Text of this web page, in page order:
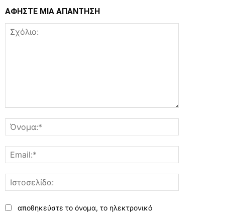
ΑΦΗΣΤΕ ΜΙΑ ΑΠΑΝΤΗΣΗ
αποθηκεύστε το όνομα, το ηλεκτρονικό